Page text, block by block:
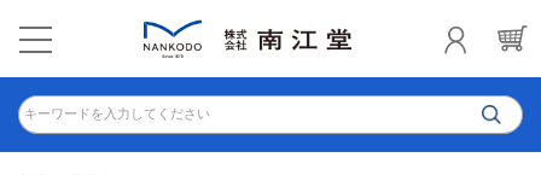
キーワードを入力してください